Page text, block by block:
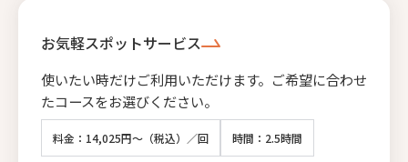
お気軽スポットサービス
使いたい時だけご利用いただけます。ご希望に合わせ
たコースをお選びください。
料金：14,025円～（税込）／回 時間：2.5時間